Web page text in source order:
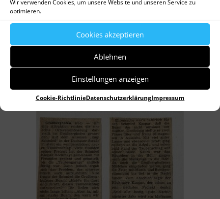
Wir verwenden Cookies, um unsere Website und unseren Service zu
optimieren.
Cookies akzeptieren
Ablehnen
Einstellungen anzeigen
Cookie-RichtlinieDatenschutzerklärungImpressum